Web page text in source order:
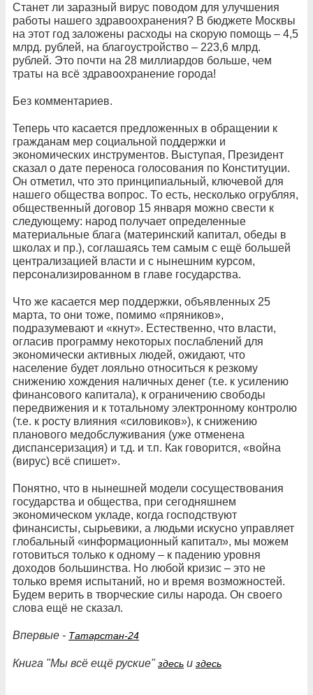
Станет ли заразный вирус поводом для улучшения
работы нашего здравоохранения? В бюджете Москвы
на этот год заложены расходы на скорую помощь – 4,5
млрд. рублей, на благоустройство – 223,6 млрд.
рублей. Это почти на 28 миллиардов больше, чем
траты на всё здравоохранение города!
Без комментариев.
Теперь что касается предложенных в обращении к
гражданам мер социальной поддержки и
экономических инструментов. Выступая, Президент
сказал о дате переноса голосования по Конституции.
Он отметил, что это принципиальный, ключевой для
нашего общества вопрос. То есть, несколько огрубляя,
общественный договор 15 января можно свести к
следующему: народ получает определенные
материальные блага (материнский капитал, обеды в
школах и пр.), соглашаясь тем самым с ещё большей
централизацией власти и с нынешним курсом,
персонализированном в главе государства.
Что же касается мер поддержки, объявленных 25
марта, то они тоже, помимо «пряников»,
подразумевают и «кнут». Естественно, что власти,
огласив программу некоторых послаблений для
экономически активных людей, ожидают, что
население будет лояльно относиться к резкому
снижению хождения наличных денег (т.е. к усилению
финансового капитала), к ограничению свободы
передвижения и к тотальному электронному контролю
(т.е. к росту влияния «силовиков»), к снижению
планового медобслуживания (уже отменена
диспансеризация) и т.д. и т.п. Как говорится, «война
(вирус) всё спишет».
Понятно, что в нынешней модели сосуществования
государства и общества, при сегодняшнем
экономическом укладе, когда господствуют
финансисты, сырьевики, а людьми искусно управляет
глобальный «информационный капитал», мы можем
готовиться только к одному – к падению уровня
доходов большинства. Но любой кризис – это не
только время испытаний, но и время возможностей.
Будем верить в творческие силы народа. Он своего
слова ещё не сказал.
Впервые - Татарстан-24
Книга "Мы всё ещё руские"здесь и здесь